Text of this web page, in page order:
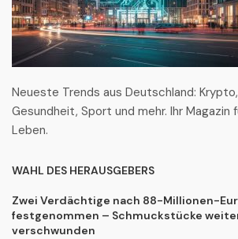
Neueste Trends aus Deutschland:
Gesundheit, Sport und mehr. Ihr Magazin
Leben.
WAHL DES HERAUSGEBERS
Zwei Verdächtige nach 88-Millionen-
festgenommen – Schmuckstücke
verschwunden